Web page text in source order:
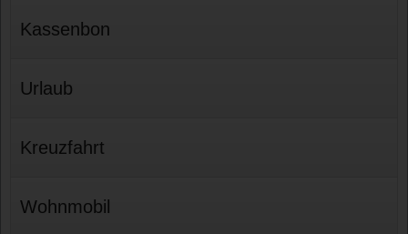
Kassenbon
Urlaub
Kreuzfahrt
Wohnmobil